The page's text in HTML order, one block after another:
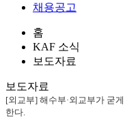
채용공고
홈
KAF 소식
보도자료
보도자료
[외교부] 해수부·외교부가 굳
한다.